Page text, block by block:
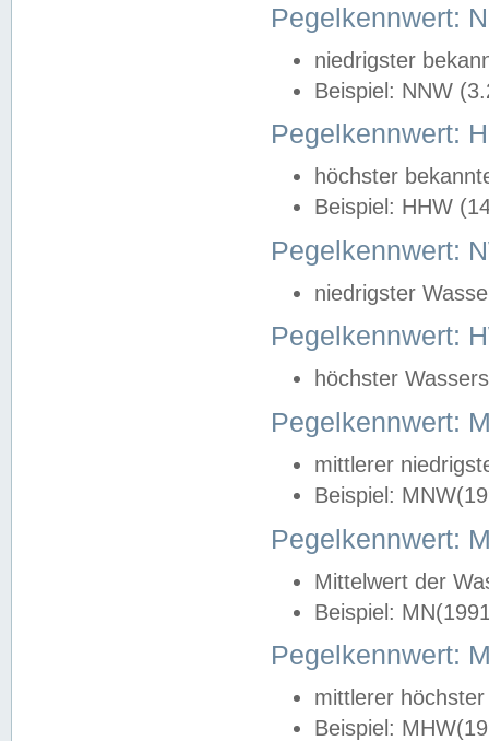
Pegelkennwert:
niedrigster
Beispiel: NNW
Pegelkennwert:
höchster
Beispiel: HHW
Pegelkennwert:
niedrigster
Pegelkennwert:
höchster
Pegelkennwert:
mittlerer
Beispiel:
Pegelkennwert:
Mittelwert der
Beispiel:
Pegelkennwert:
mittlerer
Beispiel: